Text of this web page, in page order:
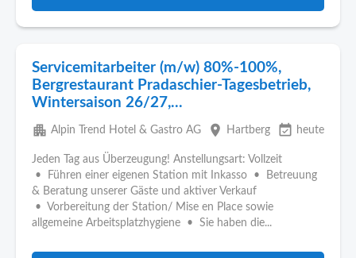
Servicemitarbeiter (m/w) 80%-100%,
Bergrestaurant Pradaschier-Tagesbetrieb,
Wintersaison 26/27,...
apartment Alpin Trend Hotel & Gastro AG place Hartberg event_available heute
Jeden Tag aus Überzeugung! Anstellungsart: Vollzeit
• Führen einer eigenen Station mit Inkasso • Betreuung
& Beratung unserer Gäste und aktiver Verkauf
• Vorbereitung der Station/ Mise en Place sowie
allgemeine Arbeitsplatzhygiene • Sie haben die...